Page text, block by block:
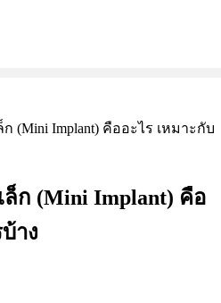
(Mini Implant) คืออะไร เหมาะกับ
ก (Mini Implant) คือ
าง